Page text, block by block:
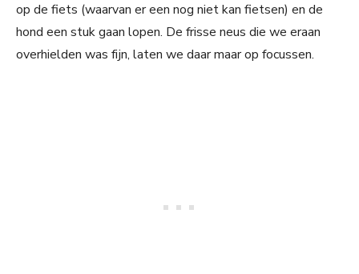
op de fiets (waarvan er een nog niet kan fietsen) en de
hond een stuk gaan lopen. De frisse neus die we eraan
overhielden was fijn, laten we daar maar op focussen.